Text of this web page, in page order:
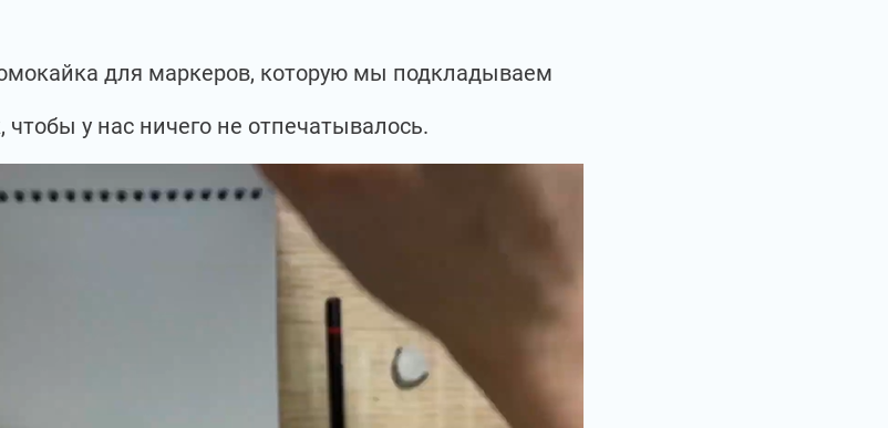
для маркеров, которую мы подкладываем
чтобы у нас ничего не отпечатывалось.